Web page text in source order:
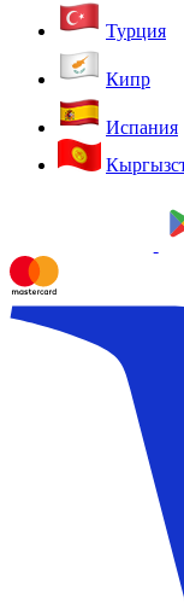
Турция
Кипр
Испания